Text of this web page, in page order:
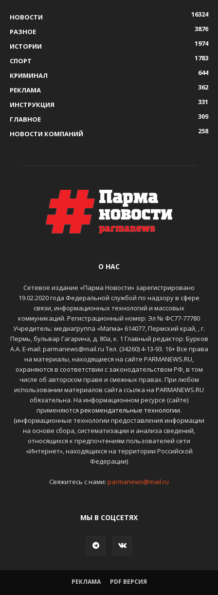
НОВОСТИ
16324
РАЗНОЕ
3876
ИСТОРИИ
1974
СПОРТ
1783
КРИМИНАЛ
644
РЕКЛАМА
362
ИНСТРУКЦИЯ
331
ГЛАВНОЕ
309
НОВОСТИ КОМПАНИЙ
258
О НАС
Сетевое издание «Парма Новости» зарегистрировано
19.02.2020 года Федеральной службой по надзору в сфере
связи, информационных технологий и массовых
коммуникаций. Регистрационный номер: Эл № ФС77-77780
Учредитель: медиагруппа «Магма» 614077, Пермский край, , г.
Пермь, бульвар Гагарина, д. 80а, к. 1 Главный редактор: Бурков
А.А. E-mail: parmanews@mail.ru Тел. (34260) 4-13-93. 16+ Все права
на материалы, находящиеся на сайте PARMANEWS.RU,
охраняются в соответствии с законодательством РФ, в том
числе об авторском праве и смежных правах. При любом
использовании материалов сайта ссылка на PARMANEWS.RU
обязательна. На информационном ресурсе (сайте)
применяются рекомендательные технологии.
(информационные технологии предоставления информации
на основе сбора, систематизации и анализа сведений,
относящихся к предпочтениям пользователей сети
«Интернет», находящихся на территории Российской
Федерации)
Свяжитесь с нами: parmanews@mail.ru
МЫ В СОЦСЕТЯХ
РЕКЛАМА PDF ВЕРСИЯ